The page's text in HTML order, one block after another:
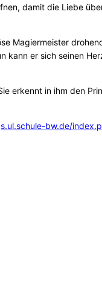
damit die Liebe
Magiermeister
kann er sich seinen
erkennt in ihm den
bw.de/